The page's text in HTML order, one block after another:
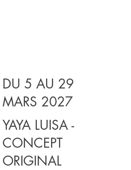
DU 5 AU 29
MARS 2027
YAYA LUISA -
CONCEPT
ORIGINAL